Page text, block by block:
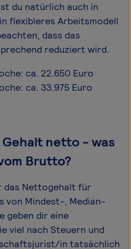
du natürlich auch in
flexibleres Arbeitsmodell
dass das
reduziert wird.
ca. 22.650 Euro
ca. 33.975 Euro
netto - was
Brutto?
das Netto­gehalt für
von Mindest-, Median-
geben dir eine
viel nach Steuern und
in tatsächlich